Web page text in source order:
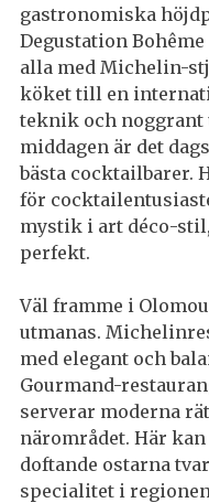
gastronomiska
Degustation
alla med Michelin-
köket till en
teknik och noggrant
middagen är det
bästa cocktailbarer.
för
mystik i art déco-
perfekt.
Väl framme i
utmanas.
med elegant och
Gourmand-
serverar moderna
närområdet. Här
doftande ostarna
specialitet i